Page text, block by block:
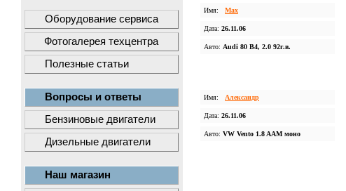
Оборудование сервиса
Фотогалерея техцентра
Полезные статьи
Вопросы и ответы
Бензиновые двигатели
Дизельные двигатели
Наш магазин
Имя: Max
Дата: 26.11.06
Авто: Audi 80 B4, 2.0 92г.в.
Имя: Александр
Дата: 26.11.06
Авто: VW Vento 1.8 AAM моно